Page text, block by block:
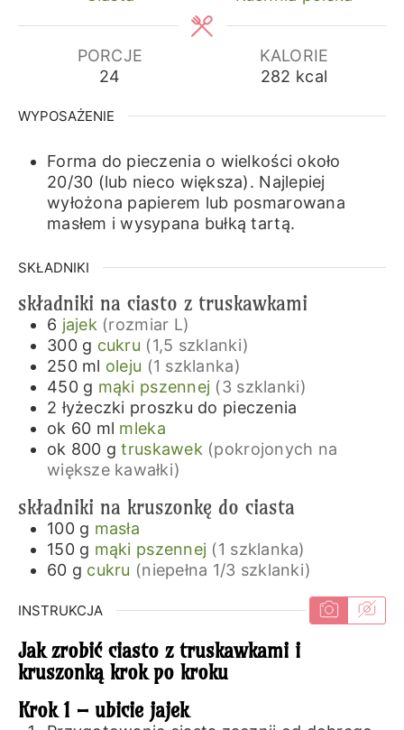
PORCJE
24
KALORIE
282 kcal
WYPOSAŻENIE
Forma do pieczenia o wielkości około
20/30 (lub nieco większa). Najlepiej
wyłożona papierem lub posmarowana
masłem i wysypana bułką tartą.
SKŁADNIKI
składniki na ciasto z truskawkami
6 jajek (rozmiar L)
300 g cukru (1,5 szklanki)
250 ml oleju (1 szklanka)
450 g mąki pszennej (3 szklanki)
2 łyżeczki proszku do pieczenia
ok 60 ml mleka
ok 800 g truskawek (pokrojonych na
większe kawałki)
składniki na kruszonkę do ciasta
100 g masła
150 g mąki pszennej (1 szklanka)
60 g cukru (niepełna 1/3 szklanki)
INSTRUKCJA
Jak zrobić ciasto z truskawkami i
kruszonką krok po kroku
Krok 1 – ubicie jajek